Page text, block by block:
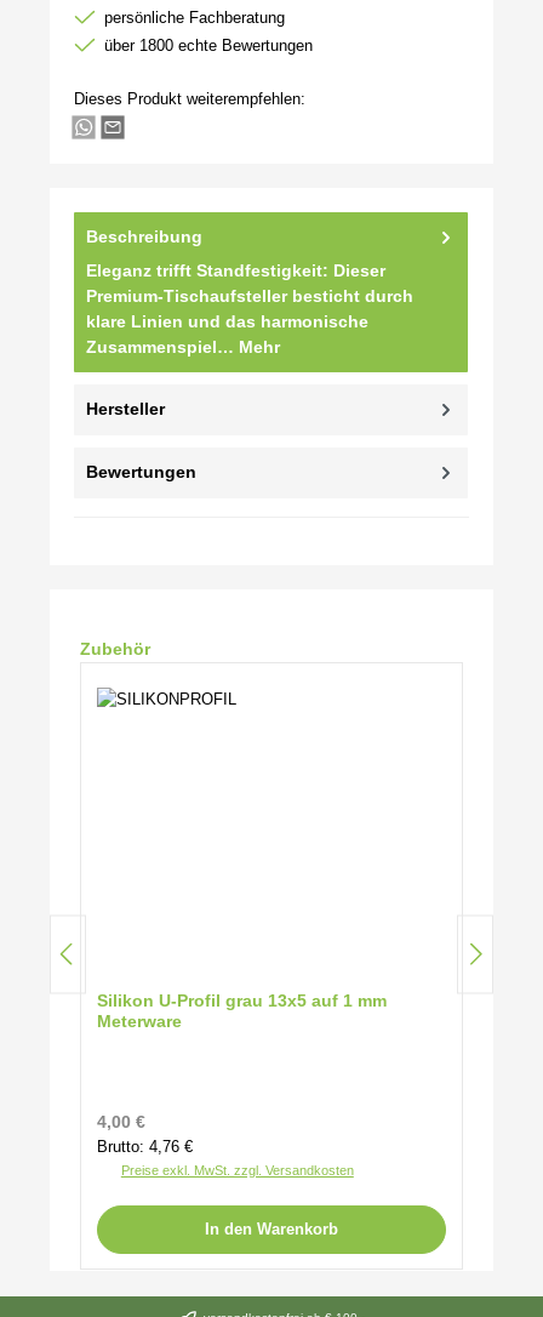
persönliche Fachberatung
über 1800 echte Bewertungen
Dieses Produkt weiterempfehlen:
Beschreibung
Eleganz trifft Standfestigkeit: Dieser
Premium-Tischaufsteller besticht durch
klare Linien und das harmonische
Zusammenspiel… Mehr
Hersteller
Bewertungen
Produktgalerie überspringen
Zubehör
Silikon U-Profil grau 13x5 auf 1 mm
Meterware
Regulärer Preis:
4,00 €
Brutto: 4,76 €
Preise exkl. MwSt. zzgl. Versandkosten
In den Warenkorb